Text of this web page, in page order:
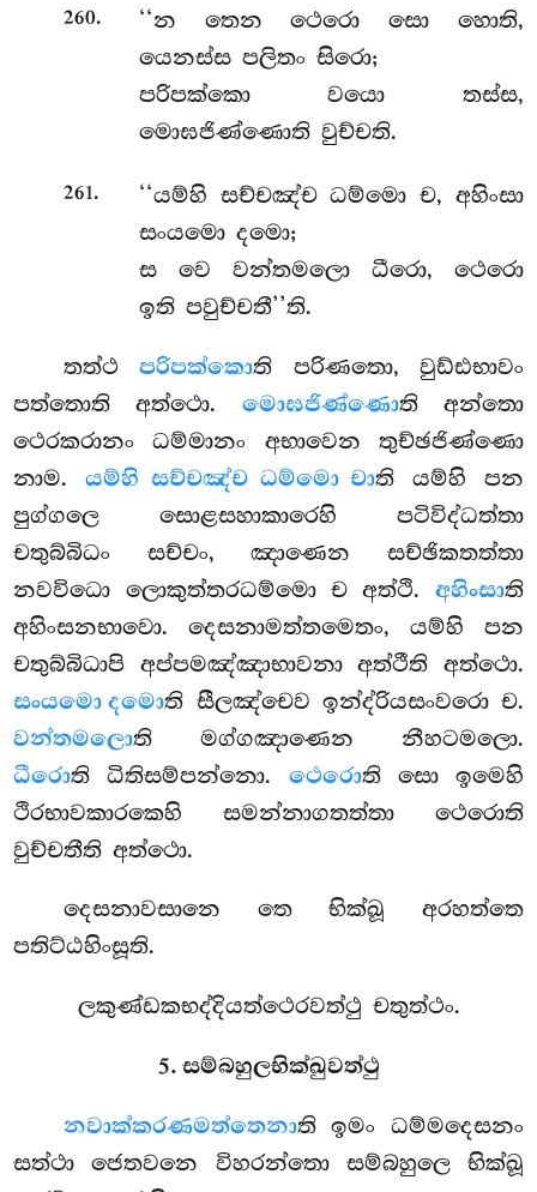
260.
‘‘න තෙන ථෙරො සො හොති,
යෙනස්ස පලිතං සිරො;
පරිපක්කො වයො තස්ස,
මොඝජිණ්ණොති වුච්චති.
261.
‘‘යම්හි සච්චඤ්ච ධම්මො ච, අහිංසා
සංයමො දමො;
ස වෙ වන්තමලො ධීරො, ථෙරො
ඉති පවුච්චතී’’ති.
තත්ථපරිපක්කොති පරිණතො, වුඩ්ඪභාවං
පත්තොති අත්ථො. මොඝජිණ්ණොති අන්තො
ථෙරකරානං ධම්මානං අභාවෙන තුච්ඡජිණ්ණො
නාම. යම්හි සච්චඤ්ච ධම්මො චාති යම්හි පන
පුග්ගලෙ සොළසහාකාරෙහි පටිවිද්ධත්තා
චතුබ්බිධං සච්චං, ඤාණෙන සච්ඡිකතත්තා
නවවිධො ලොකුත්තරධම්මො ච අත්ථි. අහිංසාති
අහිංසනභාවො. දෙසනාමත්තමෙතං, යම්හි පන
චතුබ්බිධාපි අප්පමඤ්ඤාභාවනා අත්ථීති අත්ථො.
සංයමො දමොති සීලඤ්චෙව ඉන්ද්රියසංවරො ච.
වන්තමලොති මග්ගඤාණෙන නීහටමලො.
ධීරොති ධිතිසම්පන්නො. ථෙරොති සො ඉමෙහි
ථිරභාවකාරකෙහි සමන්නාගතත්තා ථෙරොති
වුච්චතීති අත්ථො.
දෙසනාවසානෙ තෙ භික්ඛූ අරහත්තෙ
පතිට්ඨහිංසූති.
ලකුණ්ඩකභද්දියත්ථෙරවත්ථු චතුත්ථං.
5. සම්බහුලභික්ඛුවත්ථු
නවාක්කරණමත්තෙනාති ඉමං ධම්මදෙසනං
සත්ථා ජෙතවනෙ විහරන්තො සම්බහුලෙ භික්ඛූ